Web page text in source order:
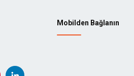
Mobilden Bağlanın